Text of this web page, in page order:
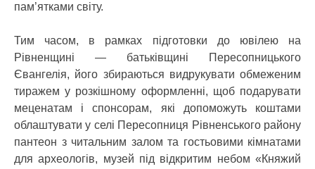
пам’ятками світу.
Тим часом, в рамках підготовки до ювілею на
Рівненщині — батьківщині Пересопницького
Євангелія, його збираються видрукувати обмеженим
тиражем у розкішному оформленні, щоб подарувати
меценатам і спонсорам, які допоможуть коштами
облаштувати у селі Пересопниця Рівненського району
пантеон з читальним залом та гостьовими кімнатами
для археологів, музей під відкритим небом «Княжий